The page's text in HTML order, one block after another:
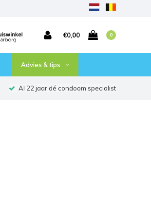
€0,00 0
Advies & tips
Al 22 jaar dé condoom specialist